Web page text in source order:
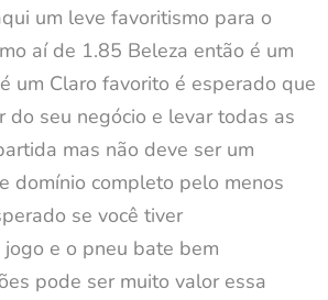
um leve favoritismo para o
aí de 1.85 Beleza então é um
um Claro favorito é esperado que
do seu negócio e levar todas as
mas não deve ser um
domínio completo pelo menos
se você tiver
e o pneu bate bem
pode ser muito valor essa